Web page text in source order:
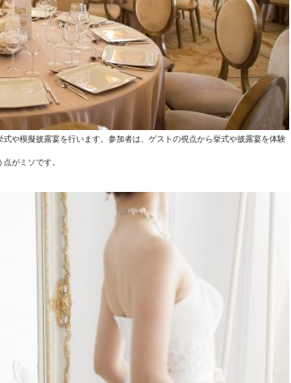
や模擬披露宴を行います。参加者は、ゲストの視点から挙式や披露宴を体験
がミソです。